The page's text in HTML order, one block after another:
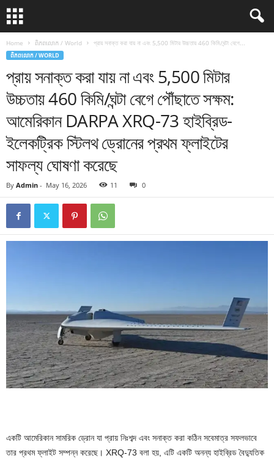
Home ពិភពលោក / World প্রায় সনাক্ত করা যায় না এবং 5,500 মিটার উচ্চতায় 460 কিমি/ঘন্টা বেগে...
ពិភពលោក / WORLD
প্রায় সনাক্ত করা যায় না এবং 5,500 মিটার
উচ্চতায় 460 কিমি/ঘন্টা বেগে পৌঁছাতে সক্ষম:
আমেরিকান DARPA XRQ-73 হাইব্রিড-
ইলেকট্রিক স্টিলথ ড্রোনের প্রথম ফ্লাইটের
সাফল্য ঘোষণা করেছে
By Admin - May 16, 2026 11 0
একটি আমেরিকান সামরিক ড্রোন যা প্রায় নিঃশব্দ এবং সনাক্ত করা কঠিন সবেমাত্র সফলভাবে
তার প্রথম ফ্লাইট সম্পন্ন করেছে। XRQ-73 বলা হয়, এটি একটি অনন্য হাইব্রিড বৈদ্যুতিক